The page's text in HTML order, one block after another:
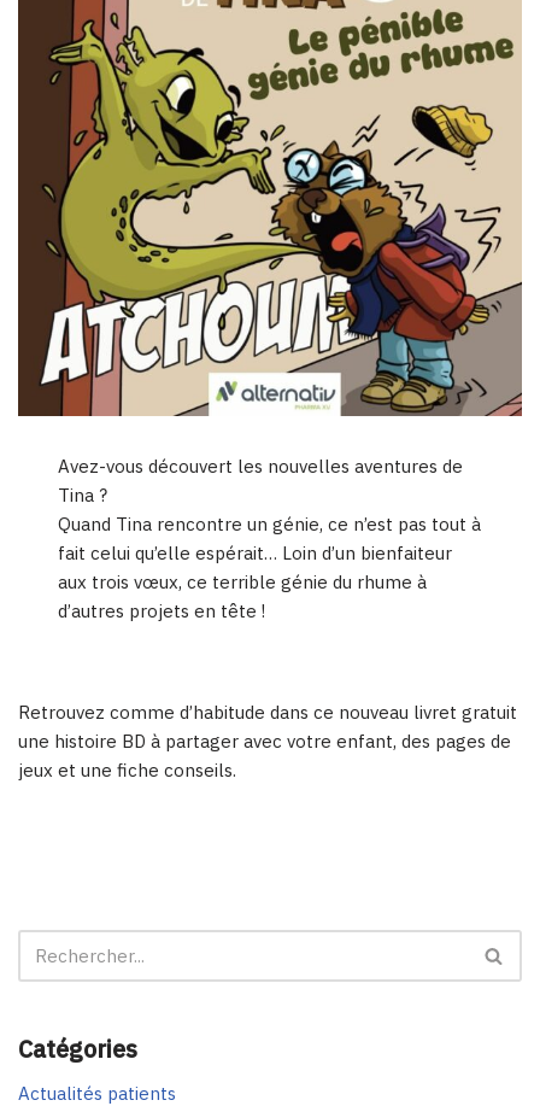
Avez-vous découvert les nouvelles aventures de
Tina ?
Quand Tina rencontre un génie, ce n’est pas tout à
fait celui qu’elle espérait… Loin d’un bienfaiteur
aux trois vœux, ce terrible génie du rhume à
d’autres projets en tête !
Retrouvez comme d’habitude dans ce nouveau livret gratuit
une histoire BD à partager avec votre enfant, des pages de
jeux et une fiche conseils.
Catégories
Actualités patients